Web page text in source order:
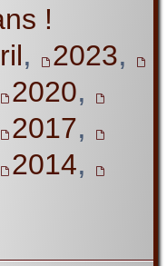
!
, 2023,
2020,
2017,
2014,